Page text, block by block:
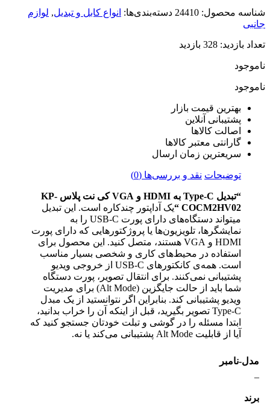
شناسه محصول: 24410 دسته‌بندی‌ها: انواع کابل و تبدیل, لوازم
جانبی
تعداد بازدید: 328 بازدید
ناموجود
ناموجود
بهترین قیمت بازار
پشتیبانی آنلاین
اصالت کالاها
گارانتی معتبر کالاها
سریعترین زمان ارسال
توضیحات نقد و بررسی‌ها (0)
“تبدیل Type-C به HDMI و VGA کی نت پلاس KP-
COCM2HV02 “
یک آداپتور چندکاره است. این تبدیل
میتواند دستگاه‌های دارای پورت USB-C را به
نمایشگرها، تلویزیون‌ها یا پروژکتورهایی که دارای پورت
HDMI و VGA هستند، متصل کنید. این محصول برای
استفاده در محیط‌های کاری و شخصی بسیار مناسب
است. همه‌ی کانکتورهای USB-C از خروجی ویدیو
پشتیبانی نمی‌کنند. برای انتقال تصویر، پورت دستگاه
شما باید از حالت جایگزین (Alt Mode) برای مدیریت
ویدیو پشتیبانی کند. بنابراین اگر نتوانستید از یک مبدل
Type-C تصویر بگیرید، قبل از اینکه آن را خراب بدانید،
ابتدا مسئله را در گوشی و تبلت خودتان جستجو کنید که
آیا از قابلیت Alt Mode پشتیبانی می‌کند یا نه.
مدل-نامبر
–
برند